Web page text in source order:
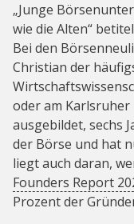
„Junge
wie die Alten“
Bei den
Christian der
oder am
ausgebildet, sechs
der Börse und hat
liegt auch daran,
Founders Report
Prozent der